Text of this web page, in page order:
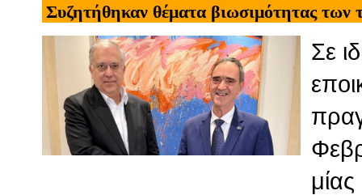
Συζητήθηκαν θέματα βιωσιμότητας των
Σε